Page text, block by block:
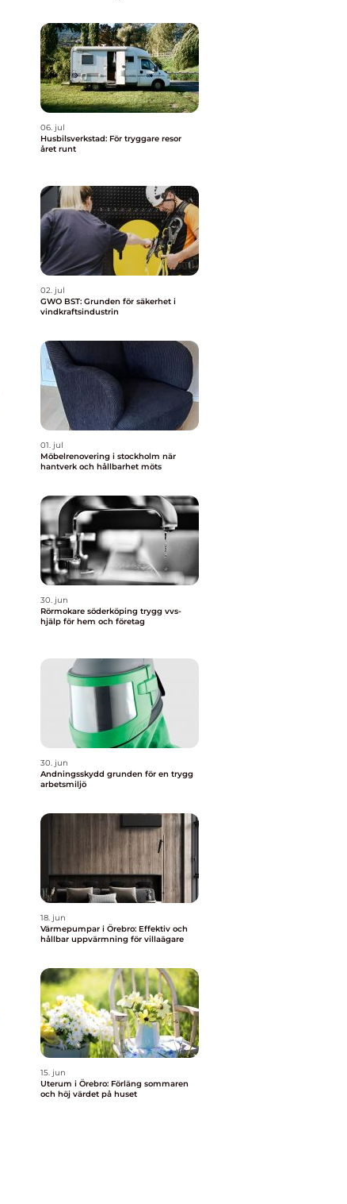
06. jul
Husbilsverkstad: För tryggare resor
året runt
02. jul
GWO BST: Grunden för säkerhet i
vindkraftsindustrin
01. jul
Möbelrenovering i stockholm när
hantverk och hållbarhet möts
30. jun
Rörmokare söderköping trygg vvs-
hjälp för hem och företag
30. jun
Andningsskydd grunden för en trygg
arbetsmiljö
18. jun
Värmepumpar i Örebro: Effektiv och
hållbar uppvärmning för villaägare
15. jun
Uterum i Örebro: Förläng sommaren
och höj värdet på huset